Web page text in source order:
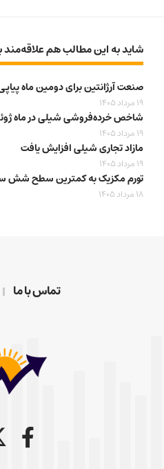
شاید به این مطالب هم علاقه‌مند
صنعت آرژانتین برای دومین ماه
19 مرداد 1405
شاخص خرده‌فروشی شیلی در ماه ژوئیه ۰/۱ درصد افزایش
19 مرداد 1405
مازاد تجاری شیلی افزایش یافت
19 مرداد 1405
تورم مکزیک به کمترین سطح شش
18 مرداد 1405
تماس با ما